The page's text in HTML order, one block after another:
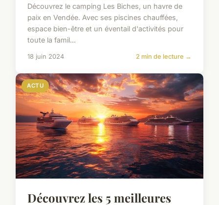
Découvrez le camping Les Biches, un havre de
paix en Vendée. Avec ses piscines chauffées,
espace bien-être et un éventail d'activités pour
toute la famil...
18 juin 2024 2 min de lecture →
ACTU
Découvrez les 5 meilleures